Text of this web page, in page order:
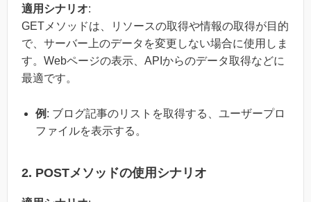
適用シナリオ:
GETメソッドは、リソースの取得や情報の取得が目的
で、サーバー上のデータを変更しない場合に使用しま
す。Webページの表示、APIからのデータ取得などに
最適です。
例 : ブログ記事のリストを取得する、ユーザープロ
ファイルを表示する。
2. POSTメソッドの使用シナリオ